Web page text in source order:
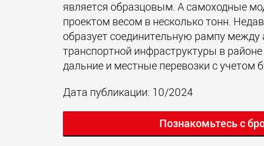
является образцовым. А самоходные
проектом весом в несколько тонн.
образует соединительную рампу между
транспортной инфраструктуры в
дальние и местные перевозки с учетом
Дата публикации: 10/2024
Познакомьтесь с